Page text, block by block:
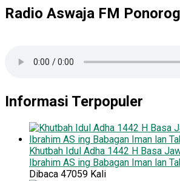
Radio Aswaja FM
Informasi Terpopuler
Khutbah Idul Adha 1442 H Basa
Ibrahim AS ing Babagan Iman lan
Dibaca 47059 Kali